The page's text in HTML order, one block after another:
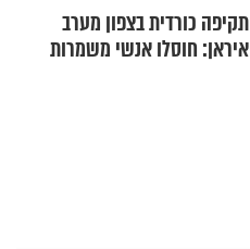
תקיפה כורדית בצפון מערב
איראן: חוסלו אנשי משמרות